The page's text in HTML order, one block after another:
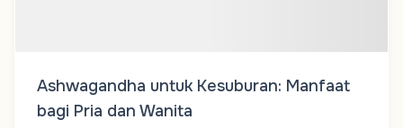
Ashwagandha untuk Kesuburan: Manfaat
bagi Pria dan Wanita